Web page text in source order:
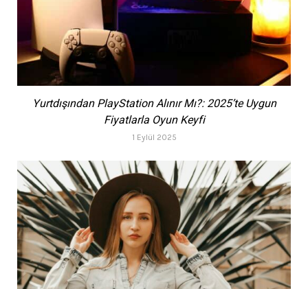
Yurtdışından PlayStation Alınır Mı?: 2025’te Uygun
Fiyatlarla Oyun Keyfi
1 Eylül 2025